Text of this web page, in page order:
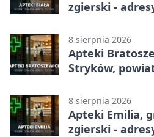
zgierski -
8 sierpnia 2026
Apteki
Stryków,
8 sierpnia 2026
Apteki Emilia,
zgierski -